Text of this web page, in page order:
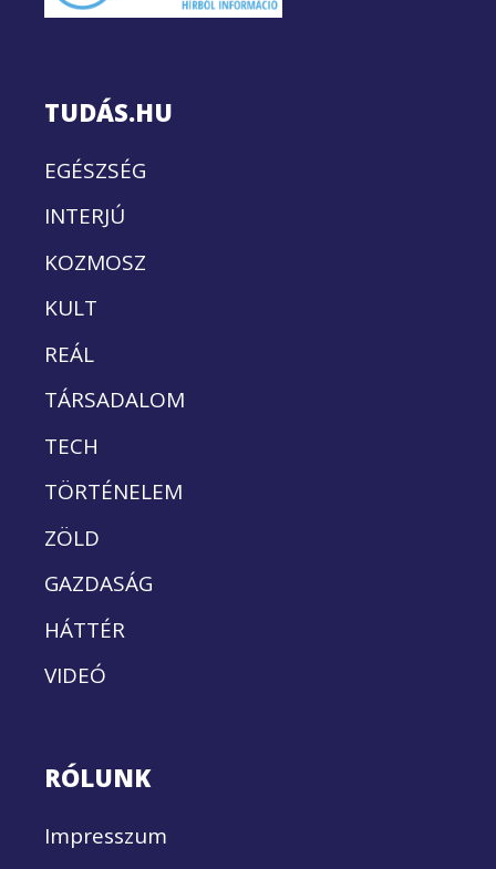
TUDÁS.HU
EGÉSZSÉG
INTERJÚ
KOZMOSZ
KULT
REÁL
TÁRSADALOM
TECH
TÖRTÉNELEM
ZÖLD
GAZDASÁG
HÁTTÉR
VIDEÓ
RÓLUNK
Impresszum